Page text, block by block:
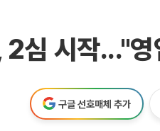
심 시작..."
구글 선호매체 추가